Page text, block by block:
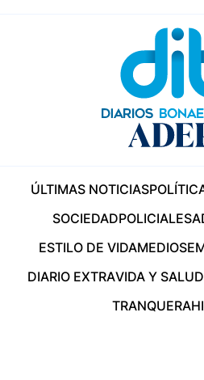
ÚLTIMAS NOTICIAS
SOCIEDADPOLICIALES
ESTILO DE VIDAMEDIOS
DIARIO EXTRAVIDA Y
TRANQUERA